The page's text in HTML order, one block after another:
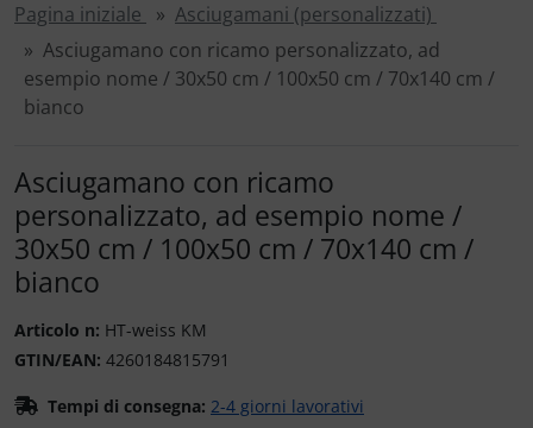
Pagina iniziale
Asciugamani (personalizzati)
Asciugamano con ricamo personalizzato, ad
esempio nome / 30x50 cm / 100x50 cm / 70x140 cm /
bianco
Asciugamano con ricamo
personalizzato, ad esempio nome /
30x50 cm / 100x50 cm / 70x140 cm /
bianco
Articolo n: HT-weiss KM
GTIN/EAN: 4260184815791
Tempi di consegna: 2-4 giorni lavorativi